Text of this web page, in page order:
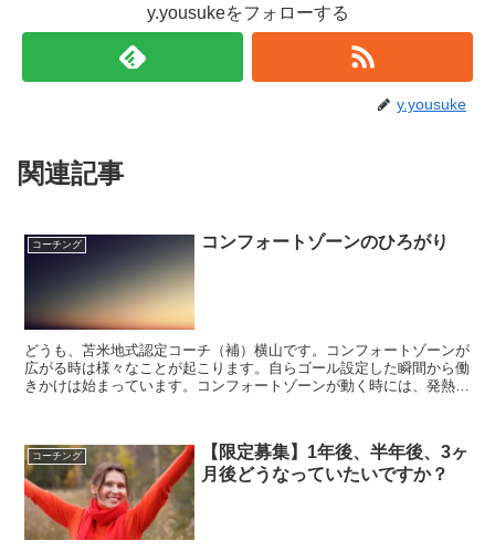
y.yousukeをフォローする
y.yousuke
関連記事
コーチング コンフォートゾーンのひろがり
どうも、苫米地式認定コーチ（補）横山です。コンフォートゾーンが
広がる時は様々なことが起こります。自らゴール設定した瞬間から働
きかけは始まっています。コンフォートゾーンが動く時には、発熱を
コーチング
【限定募集】1年後、半年後、3ヶ
月後どうなっていたいですか？